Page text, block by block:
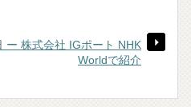
ー 株式会社 IGポート NHK
Worldで紹介